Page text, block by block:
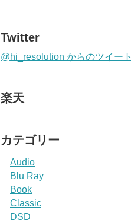
Twitter
@hi_resolution からのツイート
楽天
カテゴリー
Audio
Blu Ray
Book
Classic
DSD